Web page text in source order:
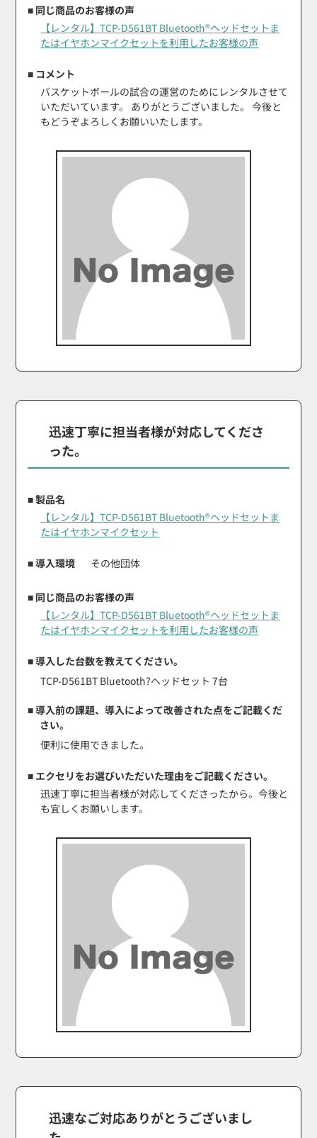
■ 同じ商品のお客様の声
【レンタル】TCP-D561BT Bluetooth®ヘッドセットま
たはイヤホンマイクセットを利用したお客様の声
■ コメント
バスケットボールの試合の運営のためにレンタルさせて
いただいています。 ありがとうございました。 今後と
もどうぞよろしくお願いいたします。
迅速丁寧に担当者様が対応してくださ
った。
■ 製品名
【レンタル】TCP-D561BT Bluetooth®ヘッドセットま
たはイヤホンマイクセット
■ 導入環境 その他団体
■ 同じ商品のお客様の声
【レンタル】TCP-D561BT Bluetooth®ヘッドセットま
たはイヤホンマイクセットを利用したお客様の声
■ 導入した台数を教えてください。
TCP-D561BT Bluetooth?ヘッドセット 7台
■ 導入前の課題、導入によって改善された点をご記載くだ
さい。
便利に使用できました。
■ エクセリをお選びいただいた理由をご記載ください。
迅速丁寧に担当者様が対応してくださったから。今後と
も宜しくお願いします。
迅速なご対応ありがとうございまし